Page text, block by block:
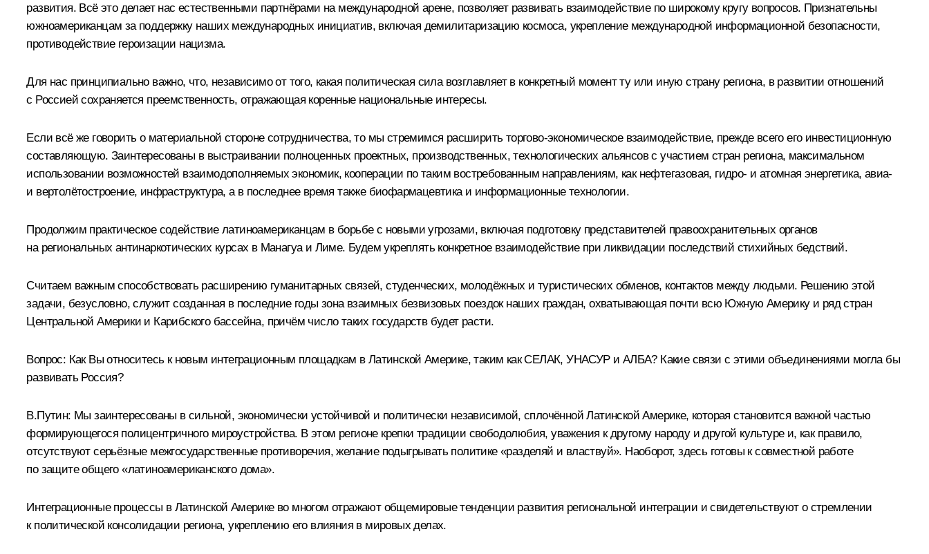
развития. Всё это делает нас естественными партнёрами на международной арене, позволяет развивать взаимодействие по широкому кругу вопросов. Признательны
южноамериканцам за поддержку наших международных инициатив, включая демилитаризацию космоса, укрепление международной информационной безопасности,
противодействие героизации нацизма.
Для нас принципиально важно, что, независимо от того, какая политическая сила возглавляет в конкретный момент ту или иную страну региона, в развитии отношений
с Россией сохраняется преемственность, отражающая коренные национальные интересы.
Если всё же говорить о материальной стороне сотрудничества, то мы стремимся расширить торгово-экономическое взаимодействие, прежде всего его инвестиционную
составляющую. Заинтересованы в выстраивании полноценных проектных, производственных, технологических альянсов с участием стран региона, максимальном
использовании возможностей взаимодополняемых экономик, кооперации по таким востребованным направлениям, как нефтегазовая, гидро- и атомная энергетика, авиа-
и вертолётостроение, инфраструктура, а в последнее время также биофармацевтика и информационные технологии.
Продолжим практическое содействие латиноамериканцам в борьбе с новыми угрозами, включая подготовку представителей правоохранительных органов
на региональных антинаркотических курсах в Манагуа и Лиме. Будем укреплять конкретное взаимодействие при ликвидации последствий стихийных бедствий.
Считаем важным способствовать расширению гуманитарных связей, студенческих, молодёжных и туристических обменов, контактов между людьми. Решению этой
задачи, безусловно, служит созданная в последние годы зона взаимных безвизовых поездок наших граждан, охватывающая почти всю Южную Америку и ряд стран
Центральной Америки и Карибского бассейна, причём число таких государств будет расти.
Вопрос: Как Вы относитесь к новым интеграционным площадкам в Латинской Америке, таким как СЕЛАК, УНАСУР и АЛБА? Какие связи с этими объединениями могла бы
развивать Россия?
В.Путин: Мы заинтересованы в сильной, экономически устойчивой и политически независимой, сплочённой Латинской Америке, которая становится важной частью
формирующегося полицентричного мироустройства. В этом регионе крепки традиции свободолюбия, уважения к другому народу и другой культуре и, как правило,
отсутствуют серьёзные межгосударственные противоречия, желание подыгрывать политике «разделяй и властвуй». Наоборот, здесь готовы к совместной работе
по защите общего «латиноамериканского дома».
Интеграционные процессы в Латинской Америке во многом отражают общемировые тенденции развития региональной интеграции и свидетельствуют о стремлении
к политической консолидации региона, укреплению его влияния в мировых делах.